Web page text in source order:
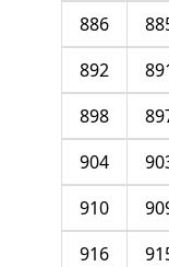
886
892
898
904
910
916